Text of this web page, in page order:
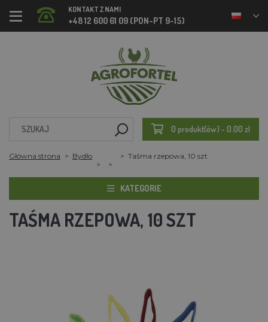
KONTAKT Z NAMI
+48 12 600 61 09 (PON-PT 9-15)
0 produkt(ów) - 0.00 zl
Główna strona Bydło Taśma rzepowa, 10 szt
KATEGORIE
TAŚMA RZEPOWA, 10 SZT